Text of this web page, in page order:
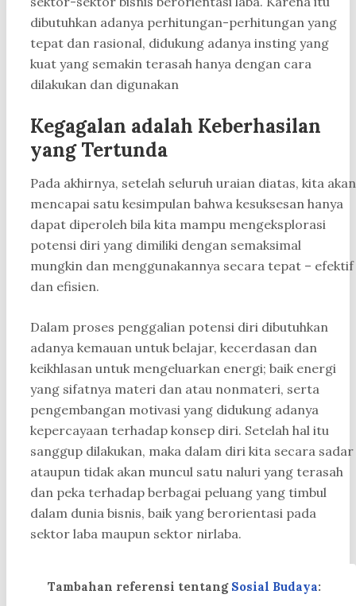
dibutuhkan adanya perhitungan-perhitungan yang
tepat dan rasional, didukung adanya insting yang
kuat yang semakin terasah hanya dengan cara
dilakukan dan digunakan
Kegagalan adalah Keberhasilan
yang Tertunda
Pada akhirnya, setelah seluruh uraian diatas, kita akan
mencapai satu kesimpulan bahwa kesuksesan hanya
dapat diperoleh bila kita mampu mengeksplorasi
potensi diri yang dimiliki dengan semaksimal
mungkin dan menggunakannya secara tepat – efektif
dan efisien.
Dalam proses penggalian potensi diri dibutuhkan
adanya kemauan untuk belajar, kecerdasan dan
keikhlasan untuk mengeluarkan energi; baik energi
yang sifatnya materi dan atau nonmateri, serta
pengembangan motivasi yang didukung adanya
kepercayaan terhadap konsep diri. Setelah hal itu
sanggup dilakukan, maka dalam diri kita secara sadar
ataupun tidak akan muncul satu naluri yang terasah
dan peka terhadap berbagai peluang yang timbul
dalam dunia bisnis, baik yang berorientasi pada
sektor laba maupun sektor nirlaba.
Tambahan referensi tentang Sosial Budaya: